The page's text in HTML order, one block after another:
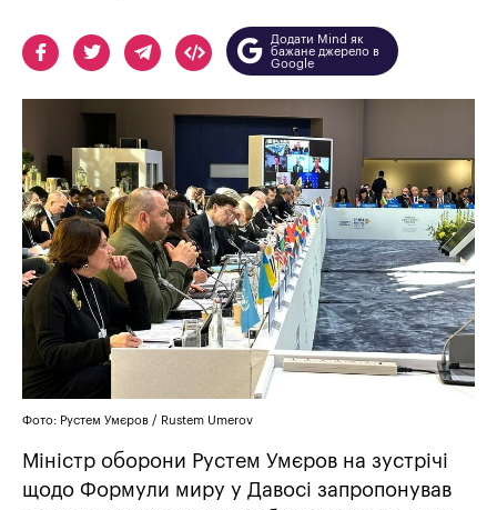
Додати Mind як
бажане джерело в
Google
Фото: Рустем Умєров / Rustem Umerov
Міністр оборони Рустем Умєров на зустрічі
щодо Формули миру у Давосі запропонував